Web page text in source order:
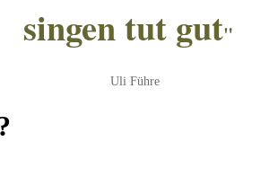
singen tut gut"
Uli Führe